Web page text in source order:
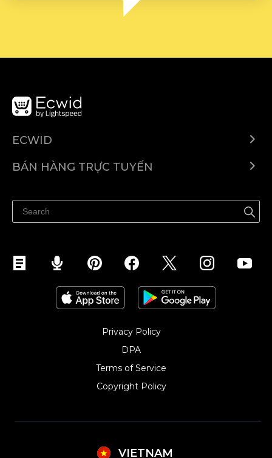
ECWID
Trung tâm trợ giúp
BÁN HÀNG TRỰC TUYẾN
Quảng bá ở bất cứ đâu
Kiểm soát mọi thứ
Privacy Policy
DPA
Terms of Service
Copyright Policy‎
VIETNAM